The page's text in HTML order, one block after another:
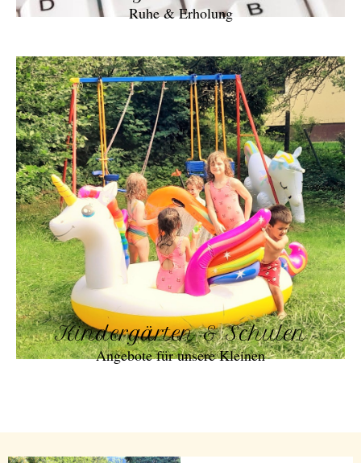
Ruhe & Erholung
Kindergärten & Schulen
Angebote für unsere Kleinen